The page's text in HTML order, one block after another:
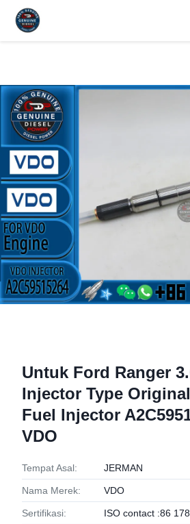
Untuk Ford Ranger
Injector Type
Fuel Injector
VDO
Tempat Asal: JERMAN
Nama Merek: VDO
Sertifikasi: ISO contact :86